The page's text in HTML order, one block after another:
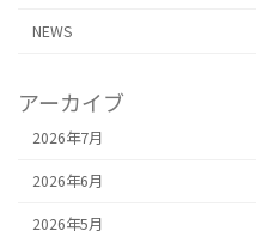
NEWS
アーカイブ
2026年7月
2026年6月
2026年5月